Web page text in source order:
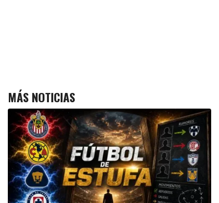
MÁS NOTICIAS